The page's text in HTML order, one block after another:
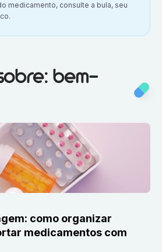
medicamento, consulte a bula, seu
estar
bem-
como organizar
medicamentos com